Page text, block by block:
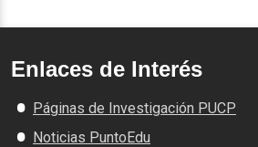
Enlaces de Interés
Páginas de Investigación PUCP
Noticias PuntoEdu